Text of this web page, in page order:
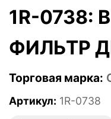
1R-
ФИЛЬТР
Торговая марка:
Артикул: 1R-0738